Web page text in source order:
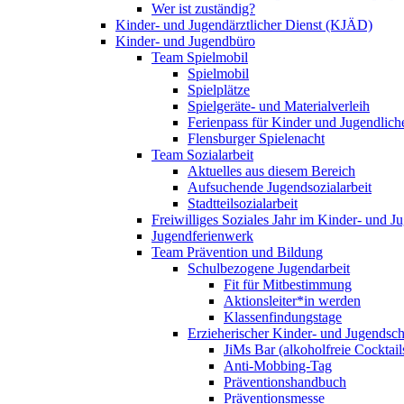
Wer ist zuständig?
Kinder- und Jugendärztlicher Dienst (KJÄD)
Kinder- und Jugendbüro
Team Spielmobil
Spielmobil
Spielplätze
Spielgeräte- und Materialverleih
Ferienpass für Kinder und
Flensburger Spielenacht
Team Sozialarbeit
Aktuelles aus diesem Bereich
Aufsuchende Jugendsozialarbeit
Stadtteilsozialarbeit
Freiwilliges Soziales Jahr im Kinder- und
Jugendferienwerk
Team Prävention und Bildung
Schulbezogene Jugendarbeit
Fit für Mitbestimmung
Aktionsleiter*in werden
Klassenfindungstage
Erzieherischer Kinder- und
JiMs Bar (alkoholfreie
Anti-Mobbing-Tag
Präventionshandbuch
Präventionsmesse